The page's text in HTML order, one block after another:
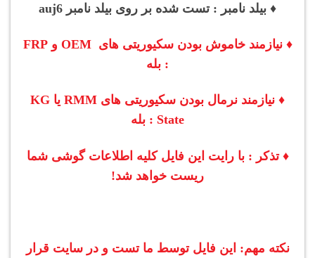
♦ بیلد نامبر : تست شده بر روی بیلد نامبر auj6
♦ نیازمند خاموش بودن سکیوریتی های OEM و FRP
: بله
♦ نیازمند نرمال بودن سکیوریتی های
RMM یا KG
State : بله
♦ تذکر : با رایت این فایل کلیه اطلاعات گوشی شما
ریست خواهد شد!
نکته مهم: این فایل توسط ما تست و در سایت قرار